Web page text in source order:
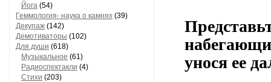
Йога (54)
Геммология- наука о камнях (39)
Декупаж (142)
Демотиваторы (102)
Для души (618)
Музыкальное (61)
Радиоспектакли (4)
Стихи (203)
унося ее